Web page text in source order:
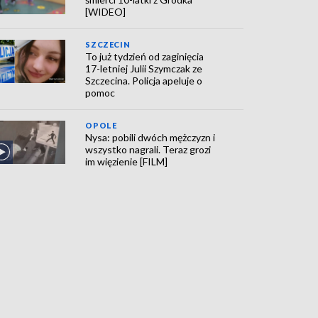
[WIDEO]
SZCZECIN
To już tydzień od zaginięcia
17-letniej Julii Szymczak ze
Szczecina. Policja apeluje o
pomoc
OPOLE
Nysa: pobili dwóch mężczyzn i
wszystko nagrali. Teraz grozi
im więzienie [FILM]